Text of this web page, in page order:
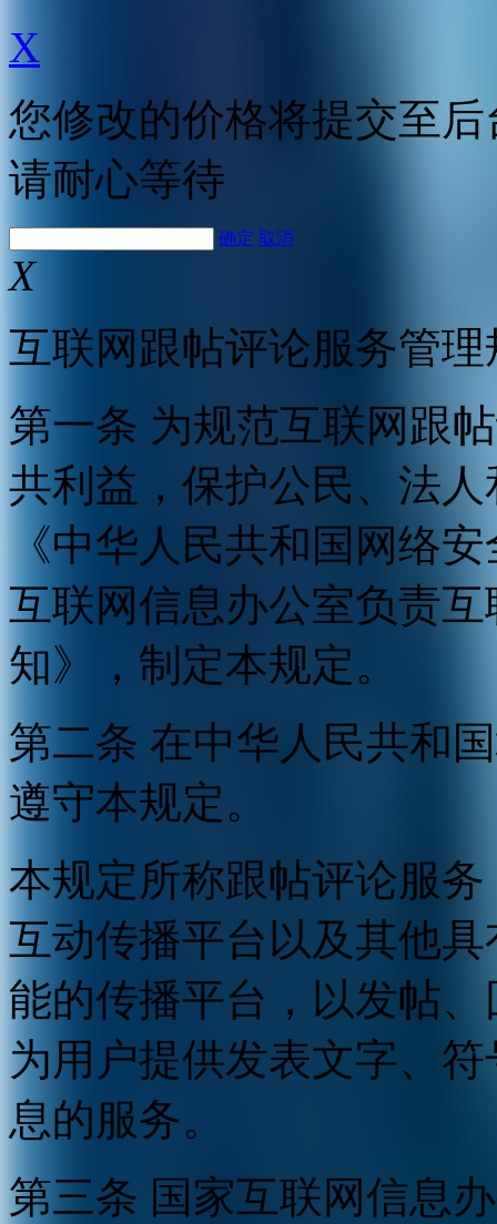
X
您修改的价格将提交至
请耐心等待
确定 取消
X
互联网跟帖评论服务管理
第一条 为规范互联网跟
共利益，保护公民、法
《中华人民共和国网络
互联网信息办公室负责
知》，制定本规定。
第二条 在中华人民共和
遵守本规定。
本规定所称跟帖评论服
互动传播平台以及其他
能的传播平台，以发帖
为用户提供发表文字、
息的服务。
第三条 国家互联网信息